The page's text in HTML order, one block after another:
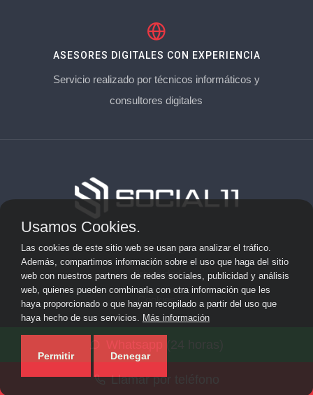
Llamar por teléfono
ASESORES DIGITALES CON EXPERIENCIA
Servicio realizado por técnicos informáticos y
consultores digitales
Aviso Legal
Privacidad
Cookies
Consulting en su provincia ·
Usamos Cookies.
Las cookies de este sitio web se usan para analizar el tráfico.
Además, compartimos información sobre el uso que haga del sitio
web con nuestros partners de redes sociales, publicidad y análisis
web, quienes pueden combinarla con otra información que les
haya proporcionado o que hayan recopilado a partir del uso que
haya hecho de sus servicios. Más información
Permitir Denegar